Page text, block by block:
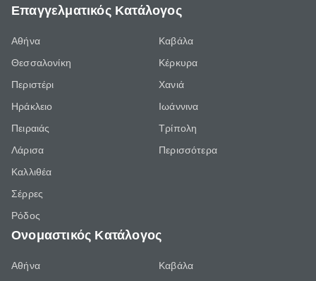
Επαγγελματικός Κατάλογος
Αθήνα
Θεσσαλονίκη
Περιστέρι
Ηράκλειο
Πειραιάς
Λάρισα
Καλλιθέα
Σέρρες
Ρόδος
Καβάλα
Κέρκυρα
Χανιά
Ιωάννινα
Τρίπολη
Περισσότερα
Ονομαστικός Κατάλογος
Αθήνα Καβάλα